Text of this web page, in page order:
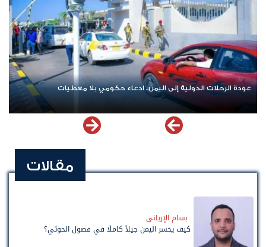
عودة الرحلات الدولية إلى اليمن.. ادعاء حكومي بلا معطيات
مقالات
بسام الإرياني
كيف يخسر اليمن جيلاً كاملًا في فصول الحوثي؟